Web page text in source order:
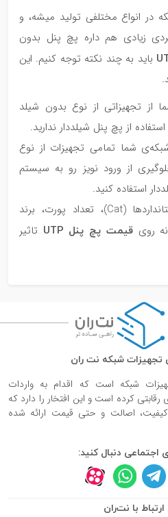
در انواع مختلفی تولید میشه، و
زیادی هم داره پچ پنل بدون
باید به چند نکته توجه کنیم. این
تجهیزاتی از نوع بدون شیلد
از پچ پنل شیلددار ندارید.
شما تمامی تجهیزات از نوع
از ورود نویز رو به سیستم
استفاده کنید.
فاکتورهای مختلفی مثل استانداردها (Cat)، تعداد پورت، برند
رویقیمت پچ پنل UTP
تاثیر
تجهیزات شبکه نت ران
شبکه است که اقدام به واردات
کرده است و این افتخار را دارد که
اصالت و حتی قیمت ارائه شده
اجتماعی دنبال کنید:
با نت‌ران